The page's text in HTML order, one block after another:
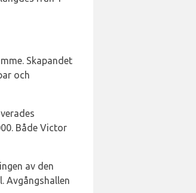
Skapandet
och
Både Victor
av den
Avgångshallen